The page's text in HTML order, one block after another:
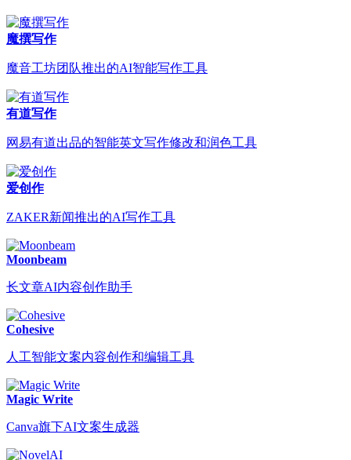
魔撰写作
魔音工坊团队推出的AI智能写作工具
有道写作
网易有道出品的智能英文写作修改和润色工具
爱创作
ZAKER新闻推出的AI写作工具
Moonbeam
长文章AI内容创作助手
Cohesive
人工智能文案内容创作和编辑工具
Magic Write
Canva旗下AI文案生成器